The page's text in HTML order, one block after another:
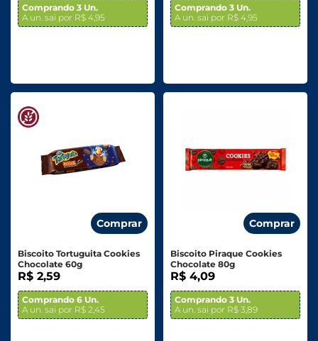
Comprando 3 Un.
A un. sai por R$ 4,95
Comprando 3 Un.
A un. sai por R$ 4,95
Comprar
Biscoito Tortuguita Cookies
Chocolate 60g
R$ 2,59
Comprando 6 Un.
A un. sai por R$ 2,45
Comprar
Biscoito Piraque Cookies
Chocolate 80g
R$ 4,09
Comprando 3 Un.
A un. sai por R$ 3,89